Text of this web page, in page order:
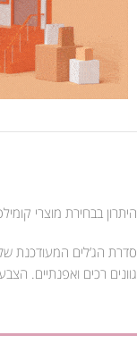
היתרון בבחירת מוצרי
סדרת הג’לים המעודכנת
גוונים רכים ואפנתיים.